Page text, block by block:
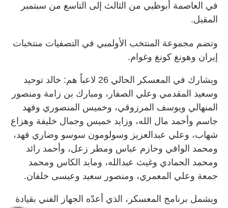
في العاصمة أبوظبي من الثالث إلى التاسع من سبتمبر
المقبل.
وتضم مجموعة المنتخب الأولمبي في التصفيات منتخبات
إيران وهونغ كونغ وغوام.
ويشارك في المعسكر الحالي 26 لاعباً هم: خالد توحيد
وسعيد المقدمي وعلي الصفار، ومبارك بن زامة ومنصور
المنهالي ويوسف المرزوقي، وخميس المنصوري وفهد
جاسم وأحمد مال الله، وزايد خميس وجمال خليفة وهزاع
شهاب، وعلي عبدالعزيز وسولومون سوسو وضاري فهد،
ومحمد الوافي وحازم عباس ومطر زعل، وأحمد رائد
ومحمد الحمادي وغيث عبدالله، ومايد الكاس ومحمد
جمعة وعلي المعمري، ومنصور سعيد وعيسى خلفان.
ويشمل برنامج المعسكر، الذي أعدّه الجهاز الفني بقيادة